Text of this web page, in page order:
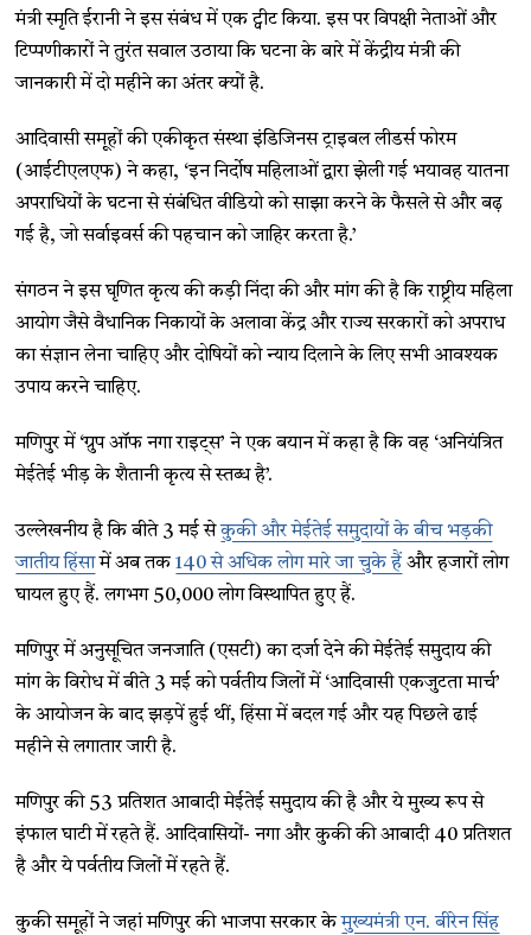
मंत्री स्मृति ईरानी ने इस संबंध में एक ट्वीट किया. इस पर विपक्षी नेताओं और
टिप्पणीकारों ने तुरंत सवाल उठाया कि घटना के बारे में केंद्रीय मंत्री की
जानकारी में दो महीने का अंतर क्यों है.
आदिवासी समूहों की एकीकृत संस्था इंडिजिनस ट्राइबल लीडर्स फोरम
(आईटीएलएफ) ने कहा, ‘इन निर्दोष महिलाओं द्वारा झेली गई भयावह यातना
अपराधियों के घटना से संबंधित वीडियो को साझा करने के फैसले से और बढ़
गई है, जो सर्वाइवर्स की पहचान को जाहिर करता है.’
संगठन ने इस घृणित कृत्य की कड़ी निंदा की और मांग की है कि राष्ट्रीय महिला
आयोग जैसे वैधानिक निकायों के अलावा केंद्र और राज्य सरकारों को अपराध
का संज्ञान लेना चाहिए और दोषियों को न्याय दिलाने के लिए सभी आवश्यक
उपाय करने चाहिए.
मणिपुर में ‘ग्रुप ऑफ नगा राइट्स’ ने एक बयान में कहा है कि वह ‘अनियंत्रित
मेईतेई भीड़ के शैतानी कृत्य से स्तब्ध है’.
उल्लेखनीय है कि बीते 3 मई सेकुकी और मेईतेई समुदायों के बीच भड़की
जातीय हिंसामें अब तक140 से अधिक लोग मारे जा चुके हैं और हजारों लोग
घायल हुए हैं. लगभग 50,000 लोग विस्थापित हुए हैं.
मणिपुर में अनुसूचित जनजाति (एसटी) का दर्जा देने की मेईतेई समुदाय की
मांग के विरोध में बीते 3 मई को पर्वतीय जिलों में ‘आदिवासी एकजुटता मार्च’
के आयोजन के बाद झड़पें हुई थीं, हिंसा में बदल गई और यह पिछले ढाई
महीने से लगातार जारी है.
मणिपुर की 53 प्रतिशत आबादी मेईतेई समुदाय की है और ये मुख्य रूप से
इंफाल घाटी में रहते हैं. आदिवासियों- नगा और कुकी की आबादी 40 प्रतिशत
है और ये पर्वतीय जिलों में रहते हैं.
कुकी समूहों ने जहां मणिपुर की भाजपा सरकार केमुख्यमंत्री एन. बीरेन सिंह